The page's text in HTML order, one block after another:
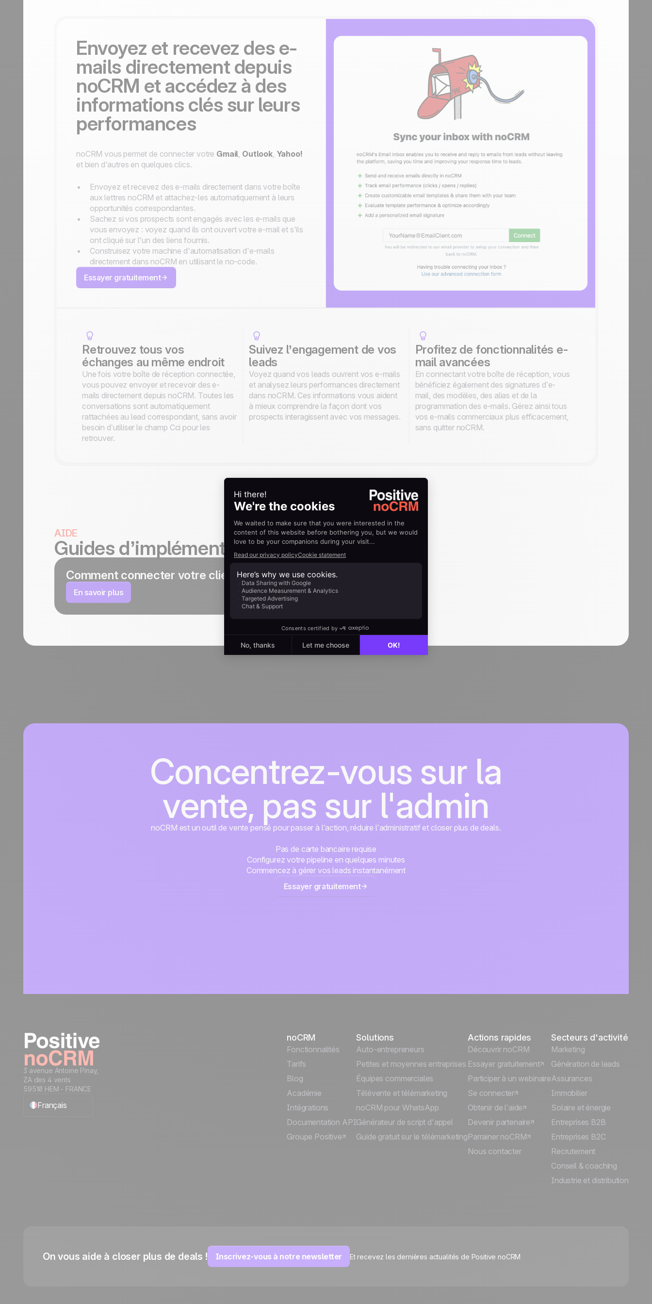
Envoyez et recevez des e-
mails directement depuis
noCRM et accédez à des
informations clés sur leurs
performances
noCRM vous permet de connecter votre Gmail, Outlook, Yahoo!
et bien d'autres en quelques clics.
Envoyez et recevez des e-mails directement dans votre boîte
aux lettres noCRM et attachez-les automatiquement à leurs
opportunités correspondantes.
Sachez si vos prospects sont engagés avec les e-mails que
vous envoyez : voyez quand ils ont ouvert votre e-mail et s'ils
ont cliqué sur l'un des liens fournis.
Construisez votre machine d'automatisation d'e-mails
directement dans noCRM en utilisant le no-code.
Essayer gratuitement
Retrouvez tous vos
échanges au même endroit
Une fois votre boîte de réception connectée,
vous pouvez envoyer et recevoir des e-
mails directement depuis noCRM. Toutes les
conversations sont automatiquement
rattachées au lead correspondant, sans avoir
besoin d’utiliser le champ Cci pour les
retrouver.
Suivez l’engagement de vos
leads
Voyez quand vos leads ouvrent vos e-mails
et analysez leurs performances directement
dans noCRM. Ces informations vous aident
à mieux comprendre la façon dont vos
prospects interagissent avec vos messages.
Profitez de fonctionnalités e-
mail avancées
En connectant votre boîte de réception, vous
bénéficiez également des signatures d’e-
mail, des modèles, des alias et de la
programmation des e-mails. Gérez ainsi tous
vos e-mails commerciaux plus efficacement,
sans quitter noCRM.
AIDE
Guides d’implémentation
Comment connecter votre client de messagerie
En savoir plus
Concentrez-vous sur la
vente, pas sur l'admin
noCRM est un outil de vente pensé pour passer à l’action, réduire l’administratif et closer plus de deals.
Pas de carte bancaire requise
Configurez votre pipeline en quelques minutes
Commencez à gérer vos leads instantanément
Essayer gratuitement
3 avenue Antoine Pinay,
ZA des 4 vents
59510 HEM - FRANCE
Français
noCRM
Fonctionnalités
Tarifs
Blog
Académie
Intégrations
Documentation API
Groupe Positive
Solutions
Auto-entrepreneurs
Petites et moyennes entreprises
Équipes commerciales
Télévente et télémarketing
noCRM pour WhatsApp
Générateur de script d'appel
Guide gratuit sur le télémarketing
Actions rapides
Découvrir noCRM
Essayer gratuitement
Participer à un webinaire
Se connecter
Obtenir de l’aide
Devenir partenaire
Parrainer noCRM
Nous contacter
Secteurs d'activité
Marketing
Génération de leads
Assurances
Immobilier
Solaire et énergie
Entreprises B2B
Entreprises B2C
Recrutement
Conseil & coaching
Industrie et distribution
On vous aide à closer plus de deals ! Inscrivez-vous à notre newsletter Et recevez les dernières actualités de Positive noCRM